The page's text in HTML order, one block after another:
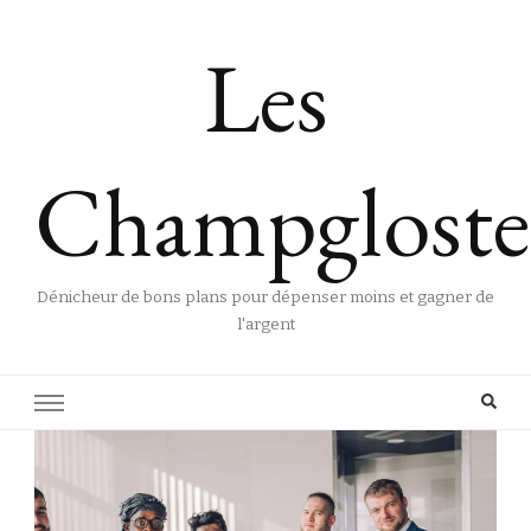
Les
Dénicheur de bons plans pour dépenser moins et gagner de
l'argent